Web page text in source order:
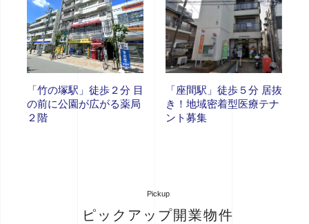
「竹の塚駅」徒歩２分 目
の前に公園が広がる薬局
２階
「座間駅」徒歩５分 居抜
き！地域密着型医療テナ
ント募集
Pickup
ピックアップ開業物件